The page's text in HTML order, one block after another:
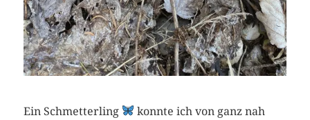
Ein Schmetterling
konnte ich von ganz nah